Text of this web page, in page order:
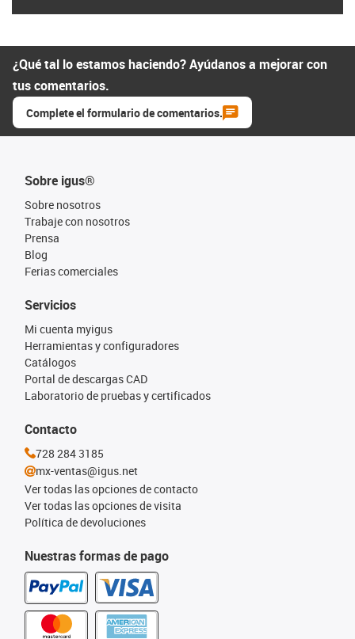
¿Qué tal lo estamos haciendo? Ayúdanos a mejorar con
tus comentarios.
Complete el formulario de comentarios.
Sobre igus®
Sobre nosotros
Trabaje con nosotros
Prensa
Blog
Ferias comerciales
Nuestras formas de pago
Servicios
Mi cuenta myigus
Herramientas y configuradores
Catálogos
Portal de descargas CAD
Laboratorio de pruebas y certificados
Contacto
728 284 3185
mx-ventas@igus.net
Ver todas las opciones de contacto
Ver todas las opciones de visita
Política de devoluciones